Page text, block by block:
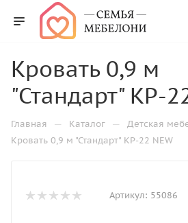
Кровать 0,9 м
"Стандарт" КР-
Главная — Каталог — Детская
Кровать 0,9 м "Стандарт" КР-22 NEW
Артикул: 55086